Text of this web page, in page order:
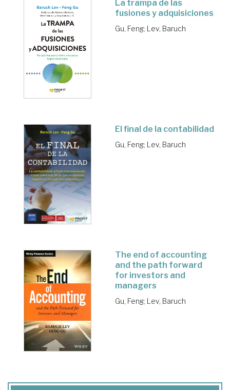
La trampa de las
fusiones y adquisiciones
Gu, Feng; Lev, Baruch
El final de la contabilidad
Gu, Feng; Lev, Baruch
The end of accounting
and the path forward
for investors and
managers
Gu, Feng; Lev, Baruch